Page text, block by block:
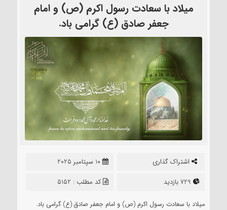
میلاد با سعادت رسول اکرم (ص) و امام
جعفر صادق (ع) گرامی باد.
اشتراک گذاری
10 سپتامبر 2025
کد مطلب : 5152
میلاد با سعادت رسول اکرم (ص) و امام جعفر صادق (ع) گرامی باد.